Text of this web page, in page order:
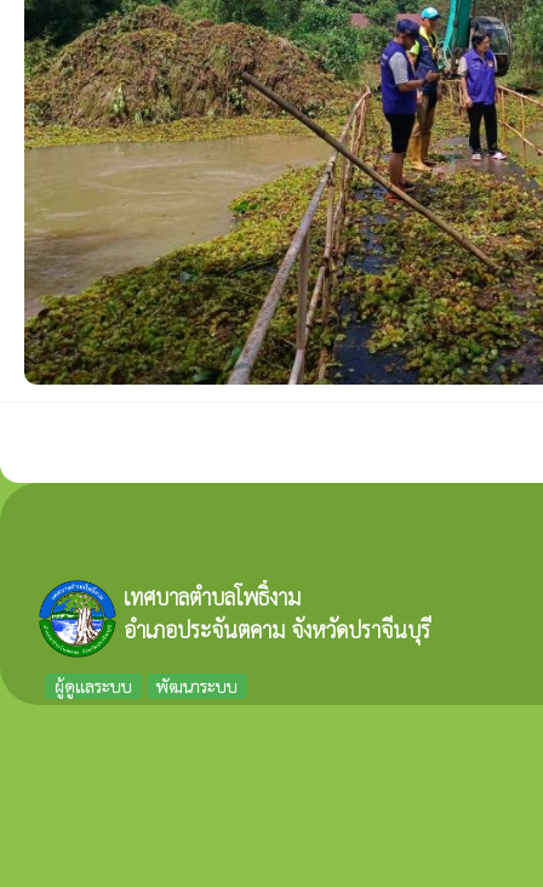
เทศบาลตำบลโพธิ์งาม
อำเภอประจันตคาม จังหวัดปราจีนบุรี
ผู้ดูแลระบบ พัฒนาระบบ